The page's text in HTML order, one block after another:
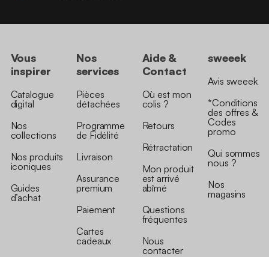
Vous
inspirer
Catalogue
digital
Nos
collections
Nos produits
iconiques
Guides
d’achat
Nos
services
Pièces
détachées
Programme
de Fidélité
Livraison
Assurance
premium
Paiement
Cartes
cadeaux
Aide &
Contact
Où est mon
colis ?
Retours
Rétractation
Mon produit
est arrivé
abîmé
Questions
fréquentes
Nous
contacter
sweeek
Avis sweeek
*Conditions
des offres &
Codes
promo
Qui sommes
nous ?
Nos
magasins